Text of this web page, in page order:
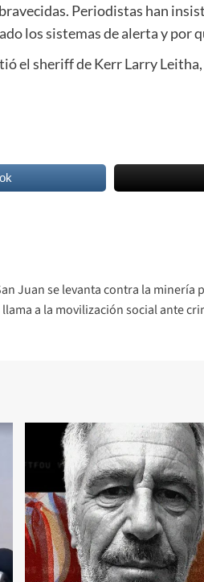
Periodistas han
los sistemas de alerta y por
el sheriff de Kerr Larry
Juan se levanta contra la minería
a la movilización social ante